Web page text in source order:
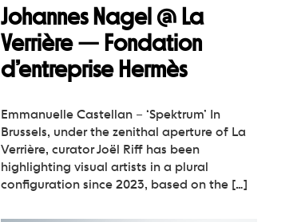
Johannes Nagel @ La
Verrière — Fondation
d’entreprise Hermès
Emmanuelle Castellan – ‘Spektrum’ In
Brussels, under the zenithal aperture of La
Verrière, curator Joël Riff has been
highlighting visual artists in a plural
configuration since 2023, based on the […]